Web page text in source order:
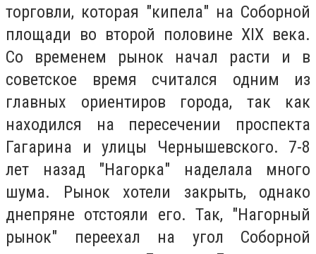
торговли, которая "кипела" на Соборной
площади во второй половине XIX века.
Со временем рынок начал расти и в
советское время считался одним из
главных ориентиров города, так как
находился на пересечении проспекта
Гагарина и улицы Чернышевского. 7-8
лет назад "Нагорка" наделала много
шума. Рынок хотели закрыть, однако
днепряне отстояли его. Так, "Нагорный
рынок" переехал на угол Соборной